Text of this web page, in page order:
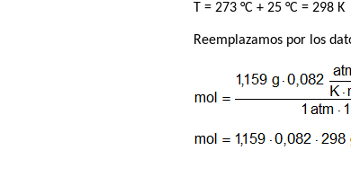
T = 273 °C + 25 °C = 298 K
Reemplazamos por los